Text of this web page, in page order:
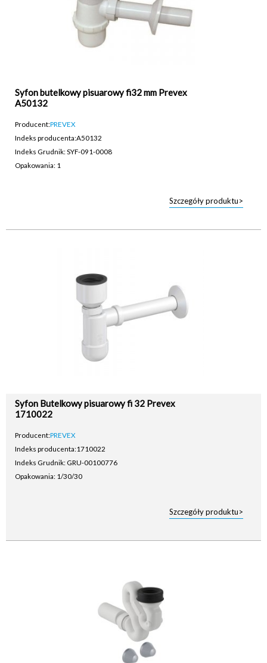
Syfon butelkowy pisuarowy fi32 mm Prevex
A50132
Producent:PREVEX
Indeks producenta:A50132
Indeks Grudnik: SYF-091-0008
Opakowania: 1
Szczegóły produktu>
Syfon Butelkowy pisuarowy fi 32 Prevex
1710022
Producent:PREVEX
Indeks producenta:1710022
Indeks Grudnik: GRU-00100776
Opakowania: 1/30/30
Szczegóły produktu>